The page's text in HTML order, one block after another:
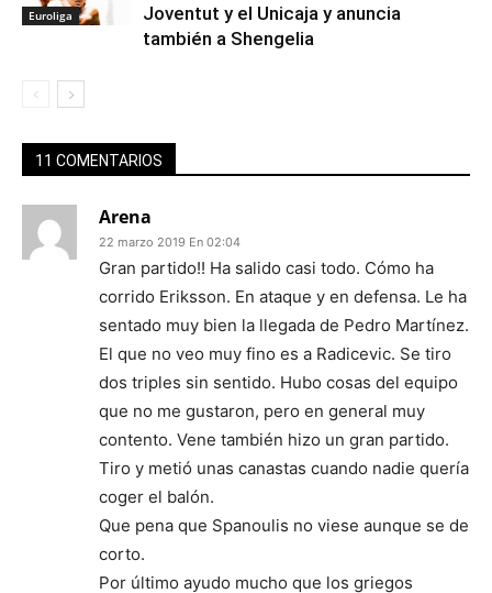
Euroliga
Joventut y el Unicaja y anuncia
también a Shengelia
11 COMENTARIOS
Arena
22 marzo 2019 En 02:04
Gran partido!! Ha salido casi todo. Cómo ha
corrido Eriksson. En ataque y en defensa. Le ha
sentado muy bien la llegada de Pedro Martínez.
El que no veo muy fino es a Radicevic. Se tiro
dos triples sin sentido. Hubo cosas del equipo
que no me gustaron, pero en general muy
contento. Vene también hizo un gran partido.
Tiro y metió unas canastas cuando nadie quería
coger el balón.
Que pena que Spanoulis no viese aunque se de
corto.
Por último ayudo mucho que los griegos